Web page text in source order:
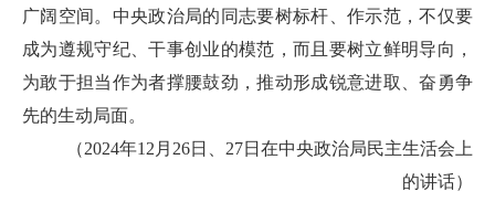
广阔空间。中央政治局的同志要树标杆、作示范，不仅要
成为遵规守纪、干事创业的模范，而且要树立鲜明导向，
为敢于担当作为者撑腰鼓劲，推动形成锐意进取、奋勇争
先的生动局面。
（2024年12月26日、27日在中央政治局民主生活会上
的讲话）